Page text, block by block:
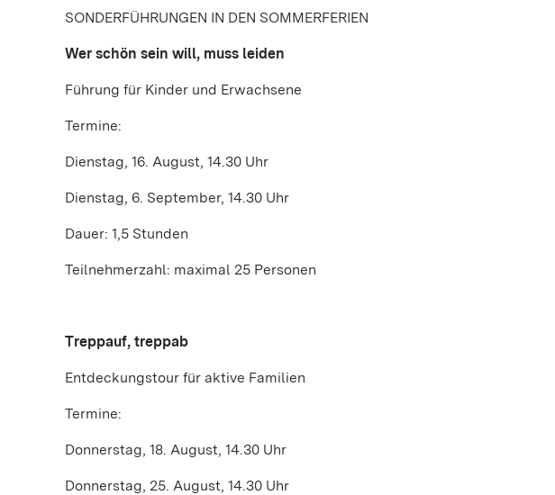
SONDERFÜHRUNGEN IN DEN SOMMERFERIEN
Wer schön sein will, muss leiden
Führung für Kinder und Erwachsene
Termine:
Dienstag, 16. August, 14.30 Uhr
Dienstag, 6. September, 14.30 Uhr
Dauer: 1,5 Stunden
Teilnehmerzahl: maximal 25 Personen
Treppauf, treppab
Entdeckungstour für aktive Familien
Termine:
Donnerstag, 18. August, 14.30 Uhr
Donnerstag, 25. August, 14.30 Uhr